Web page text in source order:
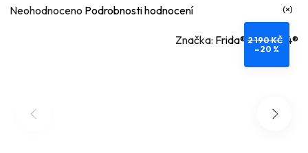
Průměrné
Neohodnoceno Podrobnosti hodnocení
Značka: Frida® - FGM04®
2 190 KČ
–20 %